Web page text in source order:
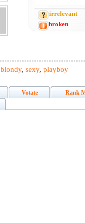
irrelevant
broken
blondy, sexy, playboy
Votate
Rank